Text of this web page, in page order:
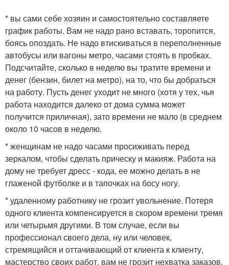
* вы сами себе хозяин и самостоятельно составляете
график работы. Вам не надо рано вставать, торопится,
боясь опоздать. Не надо втискиваться в переполненные
автобусы или вагоны метро, часами стоять в пробках.
Подсчитайте, сколько в неделю вы тратите времени и
денег (бензин, билет на метро), на то, что бы добраться
на работу. Пусть денег уходит не много (хотя у тех, чья
работа находится далеко от дома сумма может
получится приличная), зато времени не мало (в среднем
около 10 часов в неделю.
* женщинам не надо часами просиживать перед
зеркалом, чтобы сделать прическу и макияж. Работа на
дому не требует дресс - кода, ее можно делать в не
глаженой футболке и в тапочках на босу ногу.
* удаленному работнику не грозит увольнение. Потеря
одного клиента компенсируется в скором времени тремя
или четырьмя другими. В том случае, если вы
профессионал своего дела, ну или человек,
стремящийся и оттачивающий от клиента к клиенту,
мастерство своих работ, вам не грозит нехватка заказов.